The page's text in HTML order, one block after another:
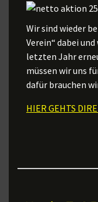
Wir sind wieder
Verein“ dabei
letzten Jahr
müssen wir uns
dafür brauchen
HIER GEHTS